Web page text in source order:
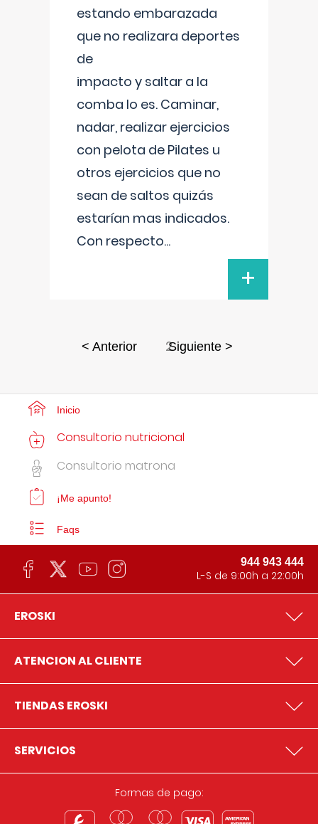
estando embarazada
que no realizara deportes
de
impacto y saltar a la
comba lo es. Caminar,
nadar, realizar ejercicios
con pelota de Pilates u
otros ejercicios que no
sean de saltos quizás
estarían mas indicados.
Con respecto...
+
< Anterior 2Siguiente >
Inicio
Consultorio nutricional
Consultorio matrona
¡Me apunto!
Faqs
944 943 444
L-S de 9:00h a 22:00h
EROSKI
ATENCION AL CLIENTE
TIENDAS EROSKI
SERVICIOS
Formas de pago: